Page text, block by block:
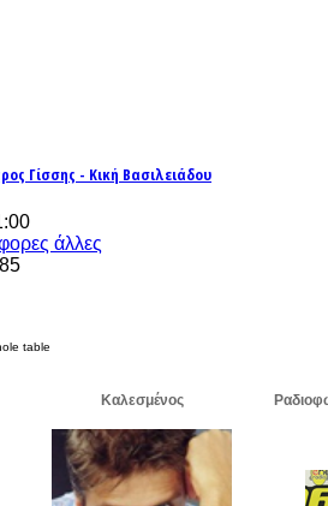
Γίσσης - Κική Βασιλειάδου
άλλες
Καλεσμένος